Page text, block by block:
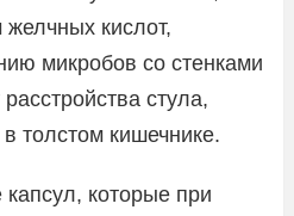
кислот,
микробов со стенками
стула,
толстом кишечнике.
которые при